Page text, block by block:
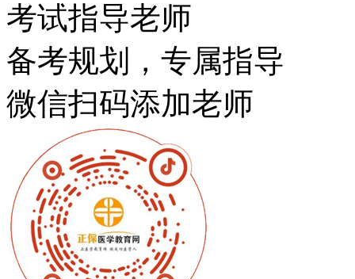
考试指导老师
备考规划，专属指导
微信扫码添加老师